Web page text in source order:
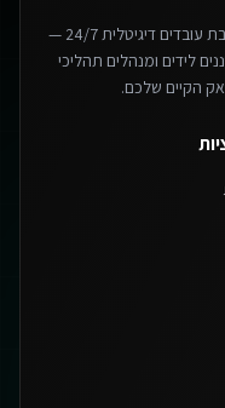
סוכני ה-AI האוטונומיים שלנו מתפקדים כמצבת עובדים דיגיטלית 24/7 —
לידים ומנהלים תהליכי